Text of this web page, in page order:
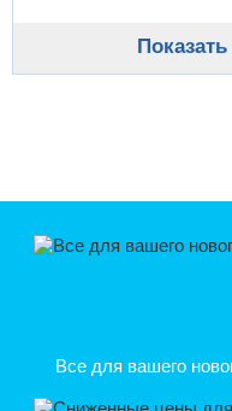
Все для вашего